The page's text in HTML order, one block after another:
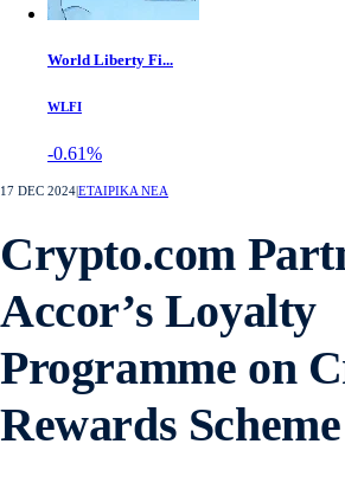
World Liberty Fi...
WLFI
-0.61%
17 DEC 2024ΕΤΑΙΡΙΚΑ ΝΕΑ
Crypto.com
Accor’s Loyalty
Programme on
Rewards Scheme